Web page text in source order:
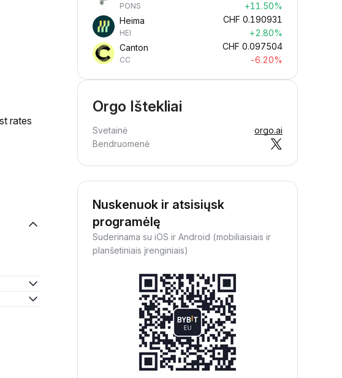
rates
PONS
+11.50%
Heima
HEI
CHF 0.190931
+2.80%
Canton
CC
CHF 0.097504
-6.20%
Orgo Ištekliai
Svetainė
orgo.ai
Bendruomenė
Nuskenuok ir atsisiųsk
programėlę
Suderinama su iOS ir Android (mobiliaisiais ir
planšetiniais įrenginiais)